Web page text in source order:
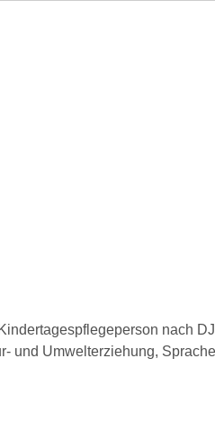
nach
und Umwelterziehung, Sprache